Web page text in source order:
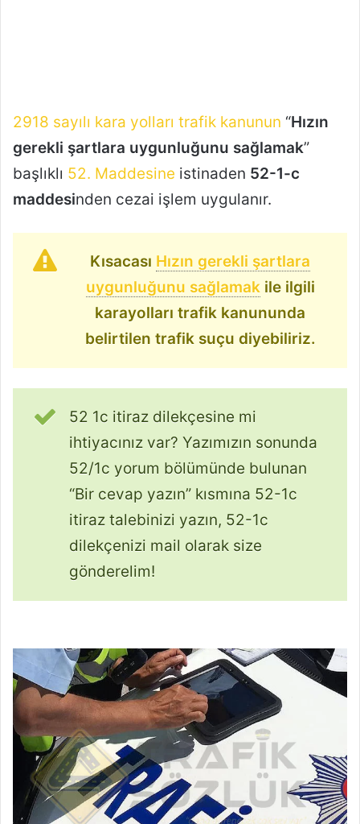
2918 sayılı kara yolları trafik kanunun “Hızın
gerekli şartlara uygunluğunu sağlamak”
başlıklı 52. Maddesine istinaden 52-1-c
maddesinden cezai işlem uygulanır.
Kısacası Hızın gerekli şartlara
uygunluğunu sağlamakile ilgili
karayolları trafik kanununda
belirtilen trafik suçu diyebiliriz.
52 1c itiraz dilekçesine mi
ihtiyacınız var? Yazımızın sonunda
52/1c yorum bölümünde bulunan
“Bir cevap yazın” kısmına 52-1c
itiraz talebinizi yazın, 52-1c
dilekçenizi mail olarak size
gönderelim!